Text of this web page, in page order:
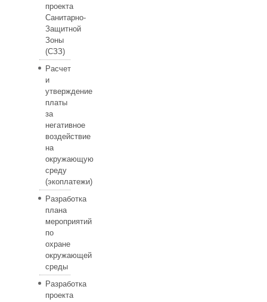
проекта
Санитарно-
Защитной
Зоны
(СЗЗ)
Расчет
и
утверждение
платы
за
негативное
воздействие
на
окружающую
среду
(экоплатежи)
Разработка
плана
мероприятий
по
охране
окружающей
среды
Разработка
проекта